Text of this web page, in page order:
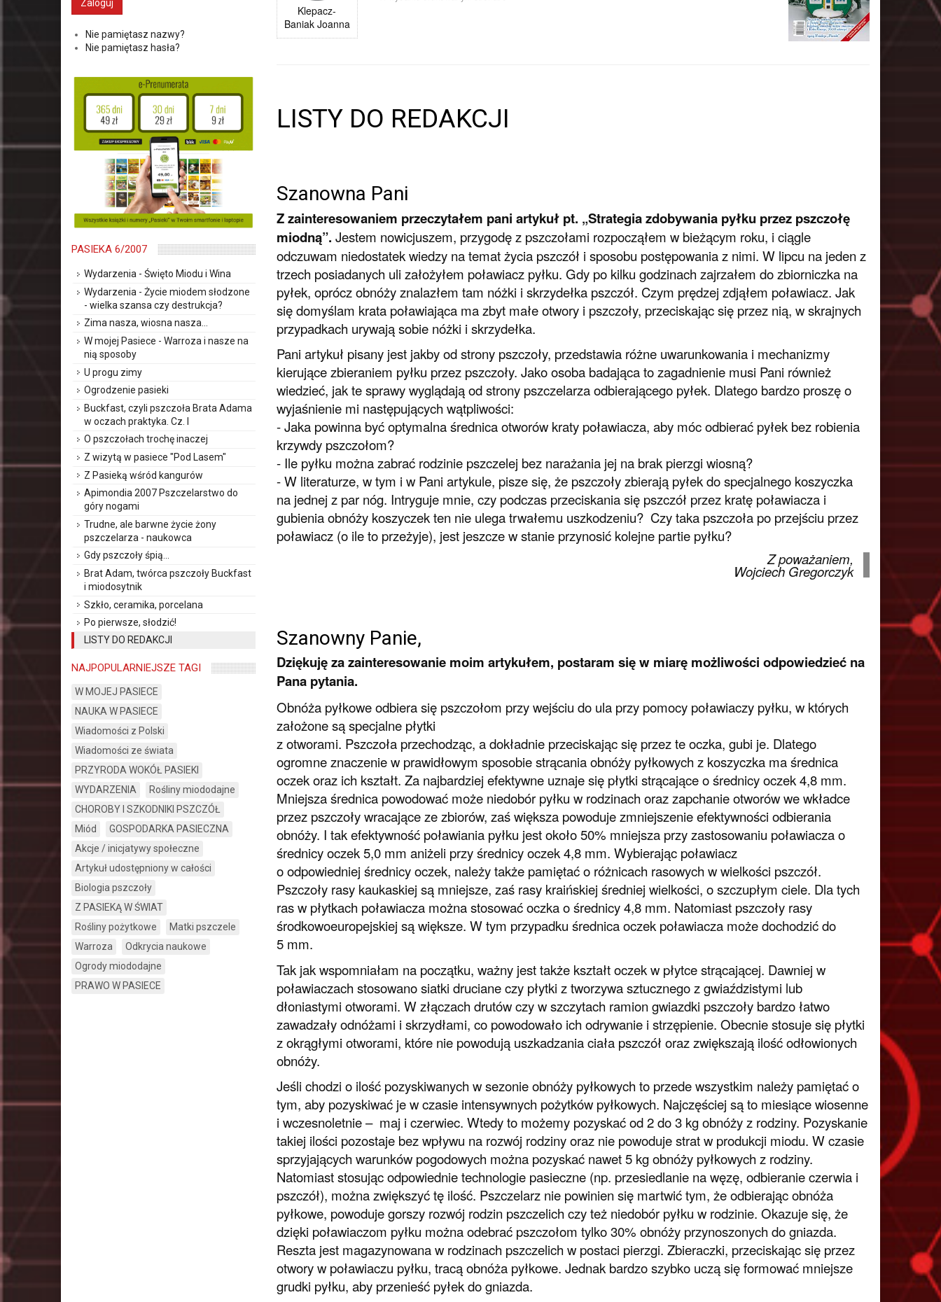
Klepacz-
Baniak Joanna
LISTY DO REDAKCJI
Szanowna Pani
Z zainteresowaniem przeczytałem pani artykuł pt. „Strategia zdobywania pyłku przez pszczołę
miodną”. Jestem nowicjuszem, przygodę z pszczołami rozpocząłem w bieżącym roku, i ciągle
odczuwam niedostatek wiedzy na temat życia pszczół i sposobu postępowania z nimi. W lipcu na jeden z
trzech posiadanych uli założyłem poławiacz pyłku. Gdy po kilku godzinach zajrzałem do zbiorniczka na
pyłek, oprócz obnóży znalazłem tam nóżki i skrzydełka pszczół. Czym prędzej zdjąłem poławiacz. Jak
się domyślam krata poławiająca ma zbyt małe otwory i pszczoły, przeciskając się przez nią, w skrajnych
przypadkach urywają sobie nóżki i skrzydełka.
Pani artykuł pisany jest jakby od strony pszczoły, przedstawia różne uwarunkowania i mechanizmy
kierujące zbieraniem pyłku przez pszczoły. Jako osoba badająca to zagadnienie musi Pani również
wiedzieć, jak te sprawy wyglądają od strony pszczelarza odbierającego pyłek. Dlatego bardzo proszę o
wyjaśnienie mi następujących wątpliwości:
- Jaka powinna być optymalna średnica otworów kraty poławiacza, aby móc odbierać pyłek bez robienia
krzywdy pszczołom?
- Ile pyłku można zabrać rodzinie pszczelej bez narażania jej na brak pierzgi wiosną?
- W literaturze, w tym i w Pani artykule, pisze się, że pszczoły zbierają pyłek do specjalnego koszyczka
na jednej z par nóg. Intryguje mnie, czy podczas przeciskania się pszczół przez kratę poławiacza i
gubienia obnóży koszyczek ten nie ulega trwałemu uszkodzeniu? Czy taka pszczoła po przejściu przez
poławiacz (o ile to przeżyje), jest jeszcze w stanie przynosić kolejne partie pyłku?
Z poważaniem,
Wojciech Gregorczyk
Szanowny Panie,
Dziękuję za zainteresowanie moim artykułem, postaram się w miarę możliwości odpowiedzieć na
Pana pytania.
Obnóża pyłkowe odbiera się pszczołom przy wejściu do ula przy pomocy poławiaczy pyłku, w których
założone są specjalne płytki
z otworami. Pszczoła przechodząc, a dokładnie przeciskając się przez te oczka, gubi je. Dlatego
ogromne znaczenie w prawidłowym sposobie strącania obnóży pyłkowych z koszyczka ma średnica
oczek oraz ich kształt. Za najbardziej efektywne uznaje się płytki strącające o średnicy oczek 4,8 mm.
Mniejsza średnica powodować może niedobór pyłku w rodzinach oraz zapchanie otworów we wkładce
przez pszczoły wracające ze zbiorów, zaś większa powoduje zmniejszenie efektywności odbierania
obnóży. I tak efektywność poławiania pyłku jest około 50% mniejsza przy zastosowaniu poławiacza o
średnicy oczek 5,0 mm aniżeli przy średnicy oczek 4,8 mm. Wybierając poławiacz
o odpowiedniej średnicy oczek, należy także pamiętać o różnicach rasowych w wielkości pszczół.
Pszczoły rasy kaukaskiej są mniejsze, zaś rasy kraińskiej średniej wielkości, o szczupłym ciele. Dla tych
ras w płytkach poławiacza można stosować oczka o średnicy 4,8 mm. Natomiast pszczoły rasy
środkowoeuropejskiej są większe. W tym przypadku średnica oczek poławiacza może dochodzić do
5 mm.
Tak jak wspomniałam na początku, ważny jest także kształt oczek w płytce strącającej. Dawniej w
poławiaczach stosowano siatki druciane czy płytki z tworzywa sztucznego z gwiaździstymi lub
dłoniastymi otworami. W złączach drutów czy w szczytach ramion gwiazdki pszczoły bardzo łatwo
zawadzały odnóżami i skrzydłami, co powodowało ich odrywanie i strzępienie. Obecnie stosuje się płytki
z okrągłymi otworami, które nie powodują uszkadzania ciała pszczół oraz zwiększają ilość odłowionych
obnóży.
Jeśli chodzi o ilość pozyskiwanych w sezonie obnóży pyłkowych to przede wszystkim należy pamiętać o
tym, aby pozyskiwać je w czasie intensywnych pożytków pyłkowych. Najczęściej są to miesiące wiosenne
i wczesnoletnie – maj i czerwiec. Wtedy to możemy pozyskać od 2 do 3 kg obnóży z rodziny. Pozyskanie
takiej ilości pozostaje bez wpływu na rozwój rodziny oraz nie powoduje strat w produkcji miodu. W czasie
sprzyjających warunków pogodowych można pozyskać nawet 5 kg obnóży pyłkowych z rodziny.
Natomiast stosując odpowiednie technologie pasieczne (np. przesiedlanie na węzę, odbieranie czerwia i
pszczół), można zwiększyć tę ilość. Pszczelarz nie powinien się martwić tym, że odbierając obnóża
pyłkowe, powoduje gorszy rozwój rodzin pszczelich czy też niedobór pyłku w rodzinie. Okazuje się, że
dzięki poławiaczom pyłku można odebrać pszczołom tylko 30% obnóży przynoszonych do gniazda.
Reszta jest magazynowana w rodzinach pszczelich w postaci pierzgi. Zbieraczki, przeciskając się przez
otwory w poławiaczu pyłku, tracą obnóża pyłkowe. Jednak bardzo szybko uczą się formować mniejsze
grudki pyłku, aby przenieść pyłek do gniazda.
Nie pamiętasz nazwy?
Nie pamiętasz hasła?
PASIEKA 6/2007
Wydarzenia - Święto Miodu i Wina
Wydarzenia - Życie miodem słodzone
- wielka szansa czy destrukcja?
Zima nasza, wiosna nasza…
W mojej Pasiece - Warroza i nasze na
nią sposoby
U progu zimy
Ogrodzenie pasieki
Buckfast, czyli pszczoła Brata Adama
w oczach praktyka. Cz. I
O pszczołach trochę inaczej
Z wizytą w pasiece "Pod Lasem"
Z Pasieką wśród kangurów
Apimondia 2007 Pszczelarstwo do
góry nogami
Trudne, ale barwne życie żony
pszczelarza - naukowca
Gdy pszczoły śpią...
Brat Adam, twórca pszczoły Buckfast
i miodosytnik
Szkło, ceramika, porcelana
Po pierwsze, słodzić!
LISTY DO REDAKCJI
NAJPOPULARNIEJSZE TAGI
W MOJEJ PASIECE
NAUKA W PASIECE
Wiadomości z Polski
Wiadomości ze świata
PRZYRODA WOKÓŁ PASIEKI
WYDARZENIA
Rośliny miododajne
CHOROBY I SZKODNIKI PSZCZÓŁ
Miód
GOSPODARKA PASIECZNA
Akcje / inicjatywy społeczne
Artykuł udostępniony w całości
Biologia pszczoły
Z PASIEKĄ W ŚWIAT
Rośliny pożytkowe
Matki pszczele
Warroza
Odkrycia naukowe
Ogrody miododajne
PRAWO W PASIECE